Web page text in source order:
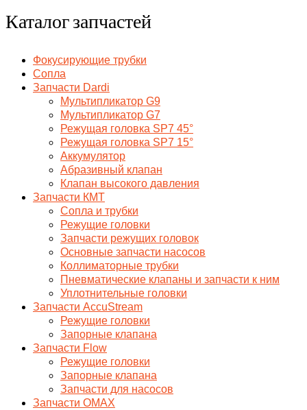
Каталог запчастей
Фокусирующие трубки
Сопла
Запчасти Dardi
Мультипликатор G9
Мультипликатор G7
Режущая головка SP7 45°
Режущая головка SP7 15°
Аккумулятор
Абразивный клапан
Клапан высокого давления
Запчасти КМТ
Сопла и трубки
Режущие головки
Запчасти режущих головок
Основные запчасти насосов
Коллиматорные трубки
Пневматические клапаны и запчасти к ним
Уплотнительные головки
Запчасти AccuStream
Режущие головки
Запорные клапана
Запчасти Flow
Режущие головки
Запорные клапана
Запчасти для насосов
Запчасти OMAX